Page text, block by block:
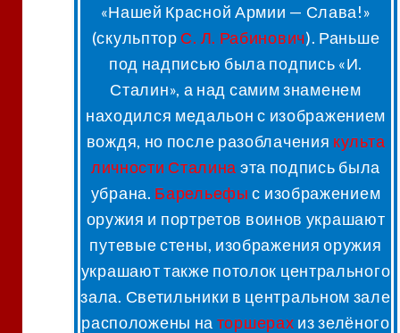
«Нашей Красной Армии — Слава!»
(скульптор С. Л. Рабинович). Раньше
под надписью была подпись «И.
Сталин», а над самим знаменем
находился медальон с изображением
вождя, но после разоблачения культа
личности Сталина эта подпись была
убрана. Барельефы с изображением
оружия и портретов воинов украшают
путевые стены, изображения оружия
украшают также потолок центрального
зала. Светильники в центральном зале
расположены на торшерах из зелёного